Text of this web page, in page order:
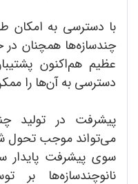
با دسترسی به امکان
چندسازه‌ها همچنان
عظیم هم‌اکنون
دسترسی به آن‌ها را
پیشرفت در تولید
می‌تواند موجب تحول
سوی پیشرفت
نانوچندسازه‌ها بر